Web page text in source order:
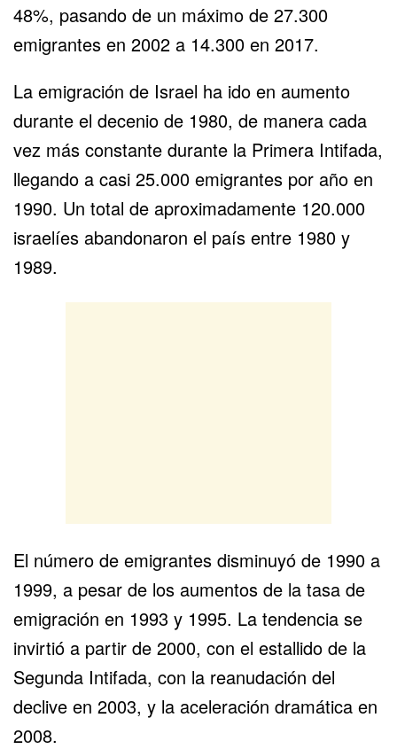
48%, pasando de un máximo de 27.300
emigrantes en 2002 a 14.300 en 2017.
La emigración de Israel ha ido en aumento
durante el decenio de 1980, de manera cada
vez más constante durante la Primera Intifada,
llegando a casi 25.000 emigrantes por año en
1990. Un total de aproximadamente 120.000
israelíes abandonaron el país entre 1980 y
1989.
El número de emigrantes disminuyó de 1990 a
1999, a pesar de los aumentos de la tasa de
emigración en 1993 y 1995. La tendencia se
invirtió a partir de 2000, con el estallido de la
Segunda Intifada, con la reanudación del
declive en 2003, y la aceleración dramática en
2008.